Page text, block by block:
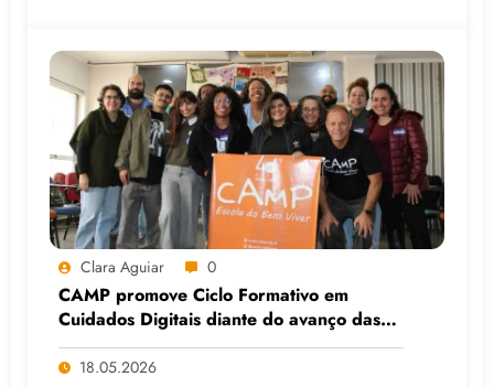
Clara Aguiar 0
CAMP promove Ciclo Formativo em
Cuidados Digitais diante do avanço das
Big Techs e da IA
18.05.2026